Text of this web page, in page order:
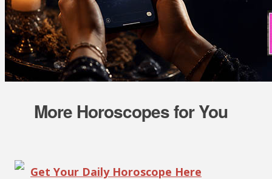
More Horoscopes for You
Get Your Daily Horoscope Here